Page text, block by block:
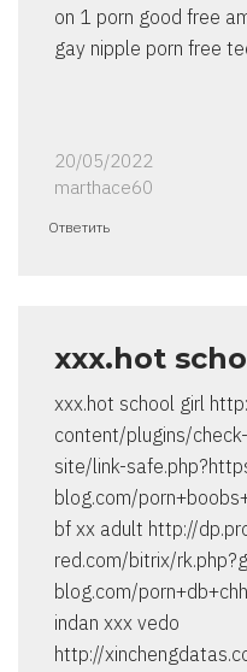
on 1 porn good free
gay nipple porn free
20/05/2022
marthace60
Ответить
xxx.hot
xxx.hot school girl
content/plugins/
site/link-
blog.com/
bf xx adult http://
red.com/bitrix/
blog.com/
indan xxx vedo
http://